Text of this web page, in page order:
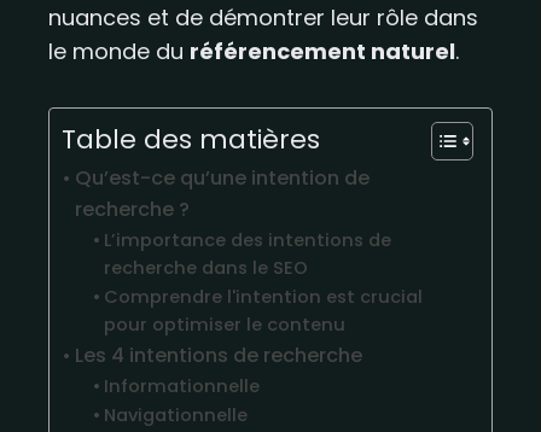
nuances et de démontrer leur rôle dans
le monde du référencement naturel.
Table des matières
Qu’est-ce qu’une intention de
recherche ?
L’importance des intentions de
recherche dans le SEO​​
Comprendre l'intention est crucial
pour optimiser le contenu​​
Les 4 intentions de recherche
Informationnelle
Navigationnelle